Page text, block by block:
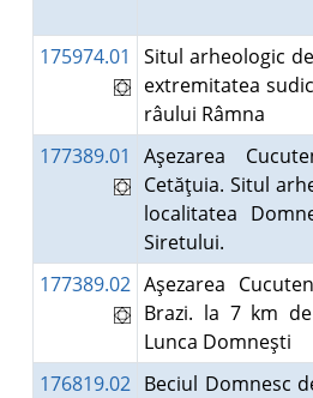
175974.01
Situl arheologic
extremitatea
râului Râmna
177389.01
Aşezarea
Cetăţuia. Situl
localitatea
Siretului.
177389.02 Aşezarea
Brazi. la 7 km
Lunca Domneşti
176819.02 Beciul Domnesc